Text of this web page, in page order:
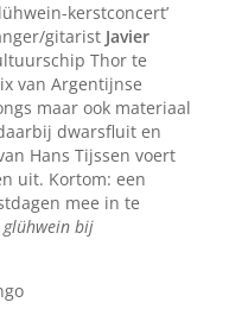
kerstconcert’
gitarist Javier
Thor te
van Argentijnse
maar ook materiaal
dwarsfluit en
Hans Tijssen voert
uit. Kortom: een
mee in te
bij